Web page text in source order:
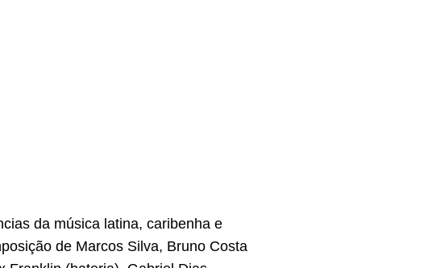
da música latina, caribenha e
de Marcos Silva, Bruno Costa